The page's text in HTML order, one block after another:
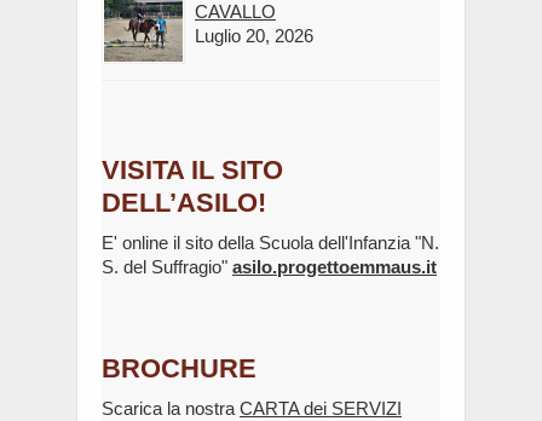
CAVALLO
Luglio 20, 2026
VISITA IL SITO
DELL’ASILO!
E' online il sito della Scuola dell'Infanzia "N.
S. del Suffragio" asilo.progettoemmaus.it
BROCHURE
Scarica la nostraCARTA dei SERVIZI